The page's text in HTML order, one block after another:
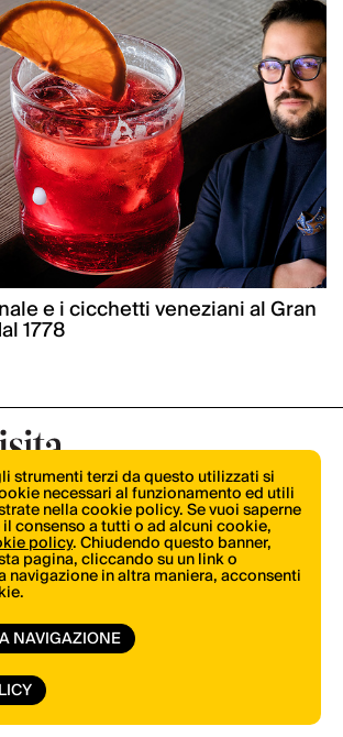
e i cicchetti veneziani al Gran
1778
Vertical.it
32504
strumenti terzi da questo utilizzati si
necessari al funzionamento ed utili
nella cookie policy. Se vuoi saperne
consenso a tutti o ad alcuni cookie,
policy. Chiudendo questo banner,
pagina, cliccando su un link o
navigazione in altra maniera, acconsenti
NAVIGAZIONE